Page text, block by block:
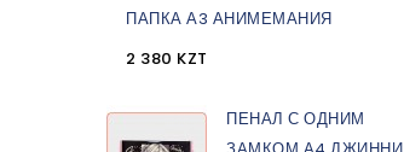
ПАПКА А3 АНИМЕМАНИЯ
2 380 KZT
ПЕНАЛ С ОДНИМ